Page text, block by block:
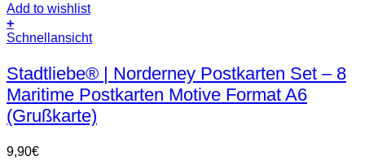
Add to wishlist
+
Schnellansicht
Stadtliebe® | Norderney Postkarten Set – 8
Maritime Postkarten Motive Format A6
(Grußkarte)
9,90€